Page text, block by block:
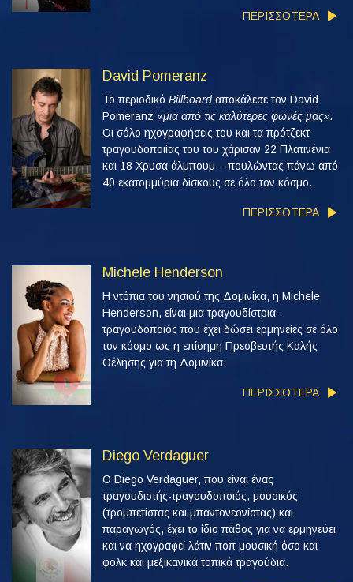
ΠΕΡΙΣΣΟΤΕΡΑ
David Pomeranz
Το περιοδικό Billboard αποκάλεσε τον David
Pomeranz «μια από τις καλύτερες φωνές μας».
Οι σόλο ηχογραφήσεις του και τα πρότζεκτ
τραγουδοποιίας του του χάρισαν 22 Πλατινένια
και 18 Χρυσά άλμπουμ – πουλώντας πάνω από
40 εκατομμύρια δίσκους σε όλο τον κόσμο.
ΠΕΡΙΣΣΟΤΕΡΑ
Michele Henderson
Η ντόπια του νησιού της Δομινίκα, η Michele
Henderson, είναι μια τραγουδίστρια-
τραγουδοποιός που έχει δώσει ερμηνείες σε όλο
τον κόσμο ως η επίσημη Πρεσβευτής Καλής
Θέλησης για τη Δομινίκα.
ΠΕΡΙΣΣΟΤΕΡΑ
Diego Verdaguer
Ο Diego Verdaguer, που είναι ένας
τραγουδιστής-τραγουδοποιός, μουσικός
(τρομπετίστας και μπαντονεονίστας) και
παραγωγός, έχει το ίδιο πάθος για να ερμηνεύει
και να ηχογραφεί λάτιν ποπ μουσική όσο και
φολκ και μεξικανικά τοπικά τραγούδια.